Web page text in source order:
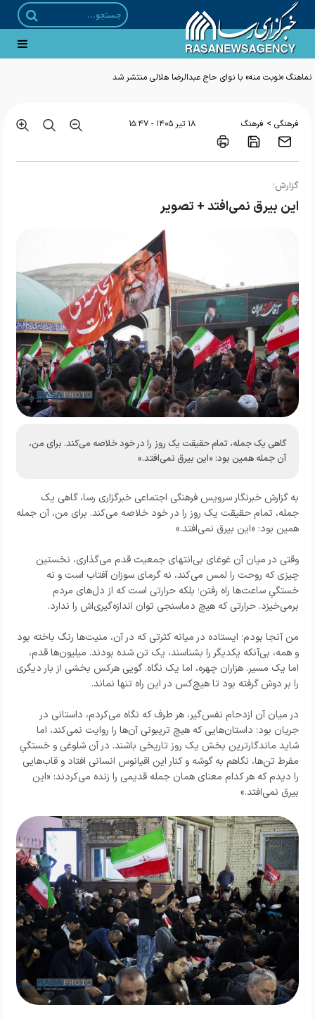
رونمایی از طرح ملی «مهرورزی» با حضور دبیر شورای عالی انقلاب فرهنگی
فرهنگی > فرهنگ ۱۸ تير ۱۴۰۵ - ۱۵:۴۷
گزارش؛
این بیرق نمی‌افتد + تصویر
گاهی یک جمله، تمام حقیقت یک روز را در خود خلاصه می‌کند. برای من،
آن جمله همین بود: «این بیرق نمی‌افتد.»
به گزارش خبرنگار سرویس فرهنگی اجتماعی خبرگزاری رسا،گاهی یک
جمله، تمام حقیقت یک روز را در خود خلاصه می‌کند. برای من، آن جمله
همین بود: «این بیرق نمی‌افتد.»
وقتی در میان آن غوغای بی‌انتهای جمعیت قدم می‌گذاری، نخستین
چیزی که روحت را لمس می‌کند، نه گرمای سوزان آفتاب است و نه
خستگیِ ساعت‌ها راه رفتن؛ بلکه حرارتی است که از دل‌های مردم
برمی‌خیزد. حرارتی که هیچ دماسنجی توان اندازه‌گیری‌اش را ندارد.
من آنجا بودم؛ ایستاده در میانه کثرتی که در آن، منیت‌ها رنگ باخته بود
و همه، بی‌آنکه یکدیگر را بشناسند، یک تن شده بودند. میلیون‌ها قدم،
اما یک مسیر. هزاران چهره، اما یک نگاه. گویی هرکس بخشی از بار دیگری
را بر دوش گرفته بود تا هیچ‌کس در این راه تنها نماند.
در میان آن ازدحام نفس‌گیر، هر طرف که نگاه می‌کردم، داستانی در
جریان بود؛ داستان‌هایی که هیچ تریبونی آن‌ها را روایت نمی‌کند، اما
شاید ماندگارترین بخش یک روز تاریخی باشند. در آن شلوغی و خستگیِ
مفرط تن‌ها، نگاهم به گوشه و کنار این اقیانوس انسانی افتاد و قاب‌هایی
را دیدم که هر کدام معنای همان جمله قدیمی را زنده می‌کردند: «این
بیرق نمی‌افتد.»